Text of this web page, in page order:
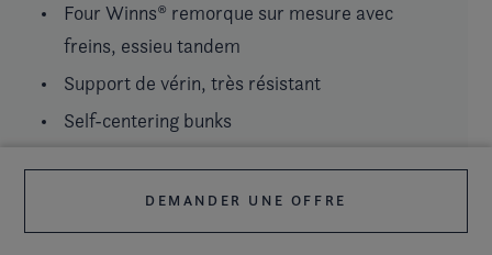
Four Winns® remorque sur mesure avec
freins, essieu tandem
Support de vérin, très résistant
Self-centering bunks
Flèche articulée
Jantes en aluminium
DEMANDER UNE OFFRE